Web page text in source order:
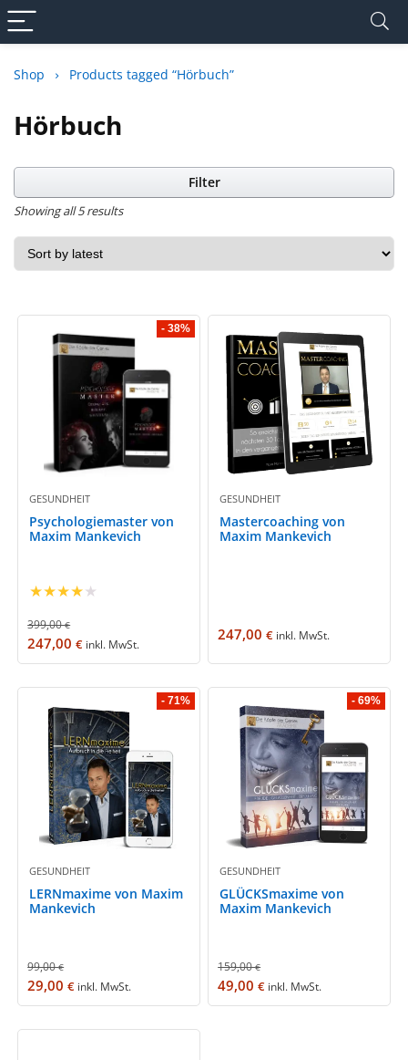
Shop Products tagged “Hörbuch”
Hörbuch
Filter
Showing all 5 results
- 38%
GESUNDHEIT
Psychologiemaster von
Maxim Mankevich
★★★★★
399,00€
247,00€ inkl. MwSt.
GESUNDHEIT
Mastercoaching von
Maxim Mankevich
247,00€ inkl. MwSt.
- 71%
GESUNDHEIT
LERNmaxime von Maxim
Mankevich
99,00€
29,00€ inkl. MwSt.
- 69%
GESUNDHEIT
GLÜCKSmaxime von
Maxim Mankevich
159,00€
49,00€ inkl. MwSt.